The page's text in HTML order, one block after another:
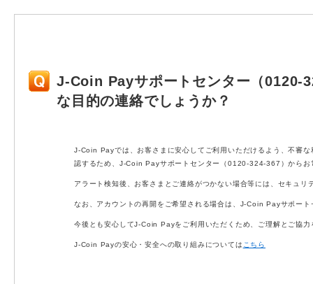
J-Coin Payサポートセンター（0120-
な目的の連絡でしょうか？
J-Coin Payでは、お客さまに安心してご利用いただけるよう、不審
認するため、J-Coin Payサポートセンター（0120-324-367）からお
アラート検知後、お客さまとご連絡がつかない場合等には、セキュ
なお、アカウントの再開をご希望される場合は、J-Coin Payサポー
今後とも安心してJ-Coin Payをご利用いただくため、ご理解とご協力
J-Coin Payの安心・安全への取り組みについては こちら